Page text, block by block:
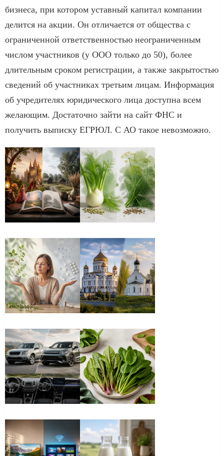
бизнеса, при котором уставный капитал компании
делится на акции. Он отличается от общества с
ограниченной ответственностью неограниченным
числом участников (у ООО только до 50), более
длительным сроком регистрации, а также закрытостью
сведений об участниках третьим лицам. Информация
об учредителях юридического лица доступна всем
желающим. Достаточно зайти на сайт ФНС и
получить выписку ЕГРЮЛ. С АО такое невозможно.